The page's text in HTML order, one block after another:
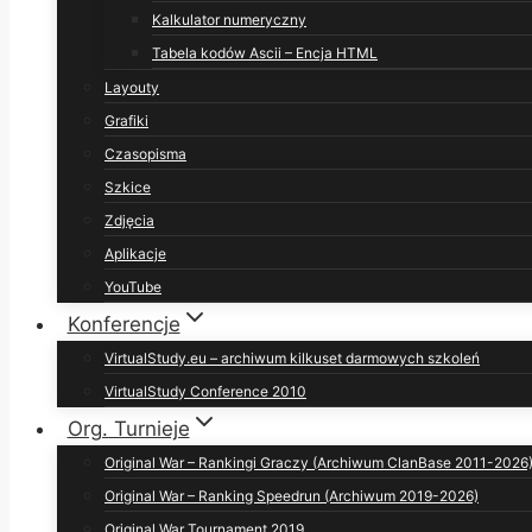
Kalkulator numeryczny
Tabela kodów Ascii – Encja HTML
Layouty
Grafiki
Czasopisma
Szkice
Zdjęcia
Aplikacje
YouTube
Konferencje
VirtualStudy.eu – archiwum kilkuset darmowych szkoleń
VirtualStudy Conference 2010
Org. Turnieje
Original War – Rankingi Graczy (Archiwum ClanBase 2011-2026)
Original War – Ranking Speedrun (Archiwum 2019-2026)